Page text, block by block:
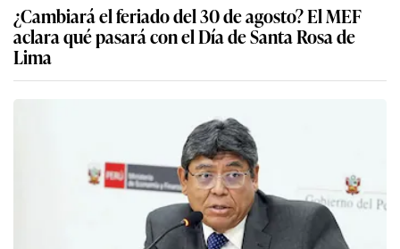
¿Cambiará el feriado del 30 de agosto? El MEF
aclara qué pasará con el Día de Santa Rosa de
Lima